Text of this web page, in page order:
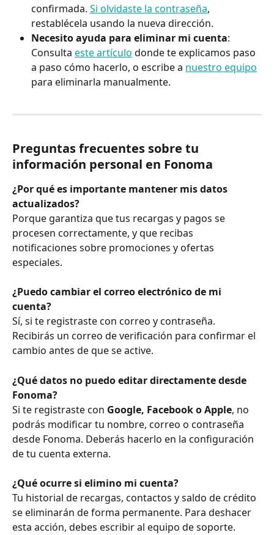
confirmada. Si olvidaste la contraseña,
restablécela usando la nueva dirección.
Necesito ayuda para eliminar mi cuenta:
Consulta este artículo donde te explicamos paso
a paso cómo hacerlo, o escribe a nuestro equipo
para eliminarla manualmente.
Preguntas frecuentes sobre tu
información personal en Fonoma
¿Por qué es importante mantener mis datos
actualizados?
Porque garantiza que tus recargas y pagos se
procesen correctamente, y que recibas
notificaciones sobre promociones y ofertas
especiales.
¿Puedo cambiar el correo electrónico de mi
cuenta?
Sí, si te registraste con correo y contraseña.
Recibirás un correo de verificación para confirmar el
cambio antes de que se active.
¿Qué datos no puedo editar directamente desde
Fonoma?
Si te registraste con Google, Facebook o Apple, no
podrás modificar tu nombre, correo o contraseña
desde Fonoma. Deberás hacerlo en la configuración
de tu cuenta externa.
¿Qué ocurre si elimino mi cuenta?
Tu historial de recargas, contactos y saldo de crédito
se eliminarán de forma permanente. Para deshacer
esta acción, debes escribir al equipo de soporte.